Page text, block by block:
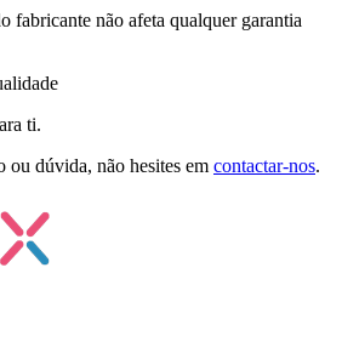
fabricante não afeta qualquer garantia
ti.
ou dúvida, não hesites em contactar-nos.